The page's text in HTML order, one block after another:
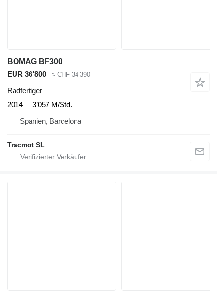
BOMAG BF300
EUR 36’800
≈ CHF 34’390
Radfertiger
2014
3’057 M/Std.
Spanien, Barcelona
Tracmot SL